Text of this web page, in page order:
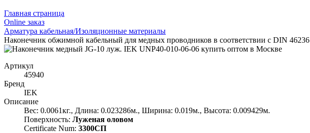
Главная страница
Оnline заказ
Арматура кабельная/Изоляционные материалы
Наконечник обжимной кабельный для медных проводников в соответствии с DIN 46236
Артикул
45940
Бренд
IEK
Описание
Вес: 0.0061кг., Длина: 0.023286м., Ширина: 0.019м., Высота: 0.009429м.
Поверхность: Луженая оловом
Certificate Num: 3300СП